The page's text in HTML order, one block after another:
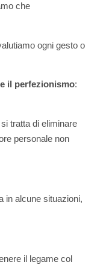
che
ogni gesto o
il perfezionismo:
tratta di eliminare
personale non
in alcune situazioni,
il legame col